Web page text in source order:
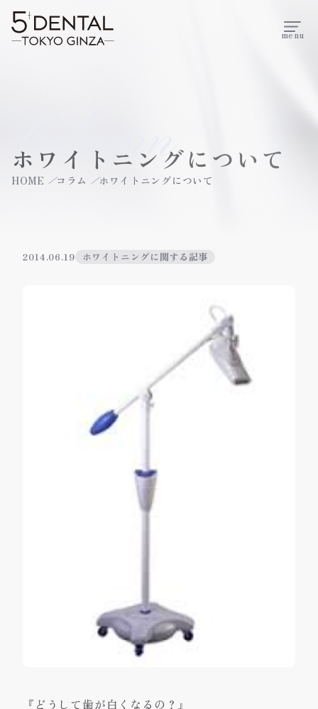
menu
Column
ホワイトニングについて
HOME コラム ホワイトニングについて
2014.06.19 ホワイトニングに関する記事
『どうして歯が白くなるの？』